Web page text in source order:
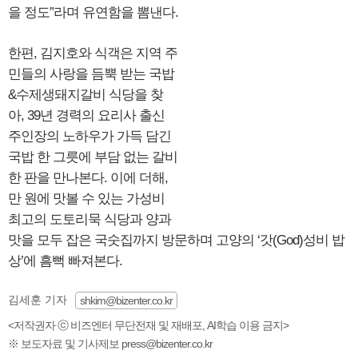
을 정도”라며 유연함을 뽐낸다.
한편, 김지호와 식객은 지역 주
민들의 사랑을 듬뿍 받는 국밥
&수제생돼지갈비 식당을 찾
아, 39년 경력의 요리사 출신
주인장의 노하우가 가득 담긴
국밥 한 그릇에 부담 없는 갈비
한 판을 만나본다. 이에 더해,
만 원에 맛볼 수 있는 가성비
최고의 도토리묵 식당과 양과
맛을 모두 잡은 국숫집까지 방문하며 고양의 ‘갓(God)성비 밥
상’에 흠뻑 빠져본다.
김세훈 기자
shkim@bizenter.co.kr
<저작권자 ⓒ 비즈엔터 무단전재 및 재배포, AI학습 이용 금지>
※ 보도자료 및 기사제보 press@bizenter.co.kr